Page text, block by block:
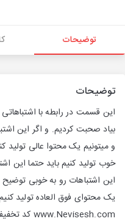
توضیحات
توضیحات
این قسمت در رابطه با
بیاد صحبت کردیم. و اگر این
و میتونیم یک محتوا عالی تولید
خوب تولید کنیم باید حتما این
این اشتباهات رو به خوبی توضیح
یک محتوای فوق العاده تولید